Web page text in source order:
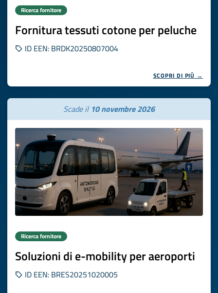
Ricerca fornitore
Fornitura tessuti cotone per peluche
ID EEN: BRDK20250807004
SCOPRI DI PIÙ →
Scade il 10 novembre 2026
Ricerca fornitore
Soluzioni di e-mobility per aeroporti
ID EEN: BRES20251020005